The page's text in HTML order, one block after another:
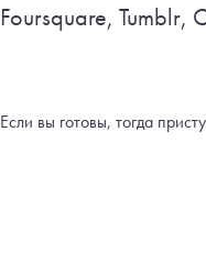
Foursquare, Tumblr,
Если вы готовы, тогда